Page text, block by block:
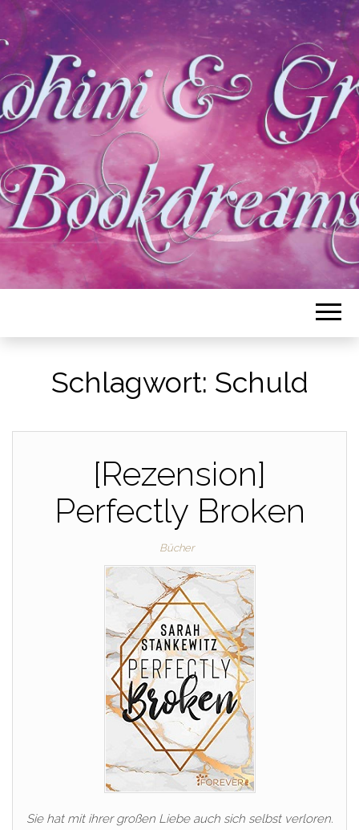
Schlagwort: Schuld
[Rezension]
Perfectly Broken
Bücher
Sie hat mit ihrer großen Liebe auch sich selbst verloren.